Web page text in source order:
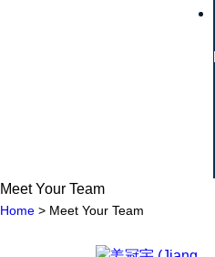
Meet Your Team
Home > Meet Your Team